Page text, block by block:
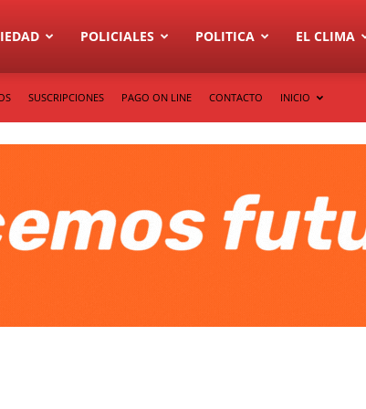
POLICIALES POLITICA EL CLIMA
SUSCRIPCIONES PAGO ON LINE CONTACTO INICIO